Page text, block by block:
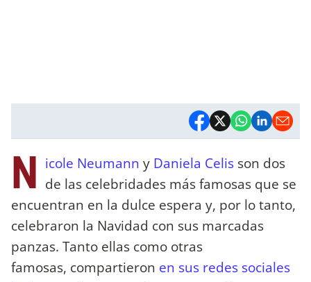
N icole Neumann y Daniela Celis son dos
de las celebridades más famosas que se
encuentran en la dulce espera y, por lo tanto,
celebraron la Navidad con sus marcadas
panzas. Tanto ellas como otras
famosas, compartieron en sus redes sociales